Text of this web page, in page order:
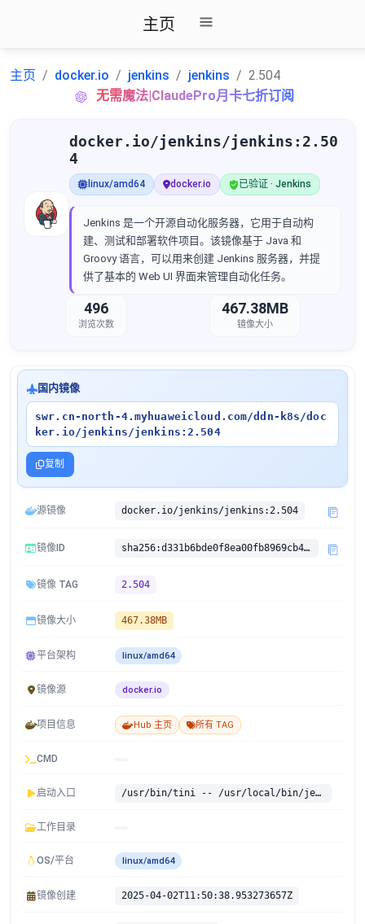
主页
主页 docker.io jenkins jenkins
2.504
无需魔法|ClaudePro月卡七折订阅
docker.io/jenkins/jenkins:2.50
4
linux/amd64 docker.io 已验证 · Jenkins
Jenkins 是一个开源自动化服务器，它用于自动构
建、测试和部署软件项目。该镜像基于 Java 和
Groovy 语言，可以用来创建 Jenkins 服务器，并提
供了基本的 Web UI 界面来管理自动化任务。
496
浏览次数
467.38MB
镜像大小
国内镜像
swr.cn-north-4.myhuaweicloud.com/ddn-k8s/doc
ker.io/jenkins/jenkins:2.504
复制
源镜像 docker.io/jenkins/jenkins:2.504
镜像ID sha256:d331b6bde0f8ea00fb8969cb4860e7519ba531e647bf89b57adeffe6b7da2c92
镜像 TAG 2.504
镜像大小 467.38MB
平台架构 linux/amd64
镜像源 docker.io
项目信息 Hub 主页 所有 TAG
CMD
启动入口 /usr/bin/tini -- /usr/local/bin/jenkins.sh
工作目录
OS/平台 linux/amd64
镜像创建 2025-04-02T11:50:38.953273657Z